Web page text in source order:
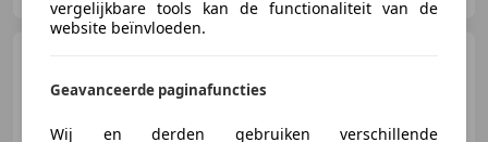
2023 L2H1 110kw AV NAVI
vergelijkbare tools kan de functionaliteit van de
website beïnvloeden.
Geavanceerde paginafuncties
Wij en derden gebruiken verschillende